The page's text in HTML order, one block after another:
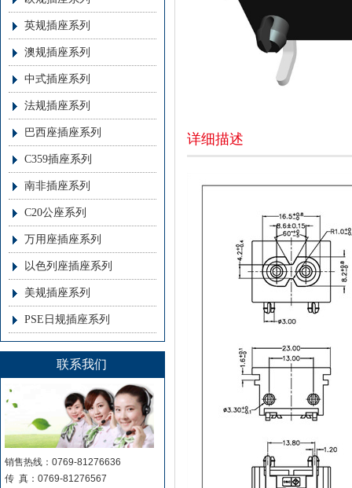
英规插座系列
澳规插座系列
中式插座系列
法规插座系列
巴西座插座系列
C359插座系列
南非插座系列
C20公座系列
万用座插座系列
以色列座插座系列
美规插座系列
PSE日规插座系列
联系我们
销售热线：0769-81276636
传 真：0769-81276567
详细描述